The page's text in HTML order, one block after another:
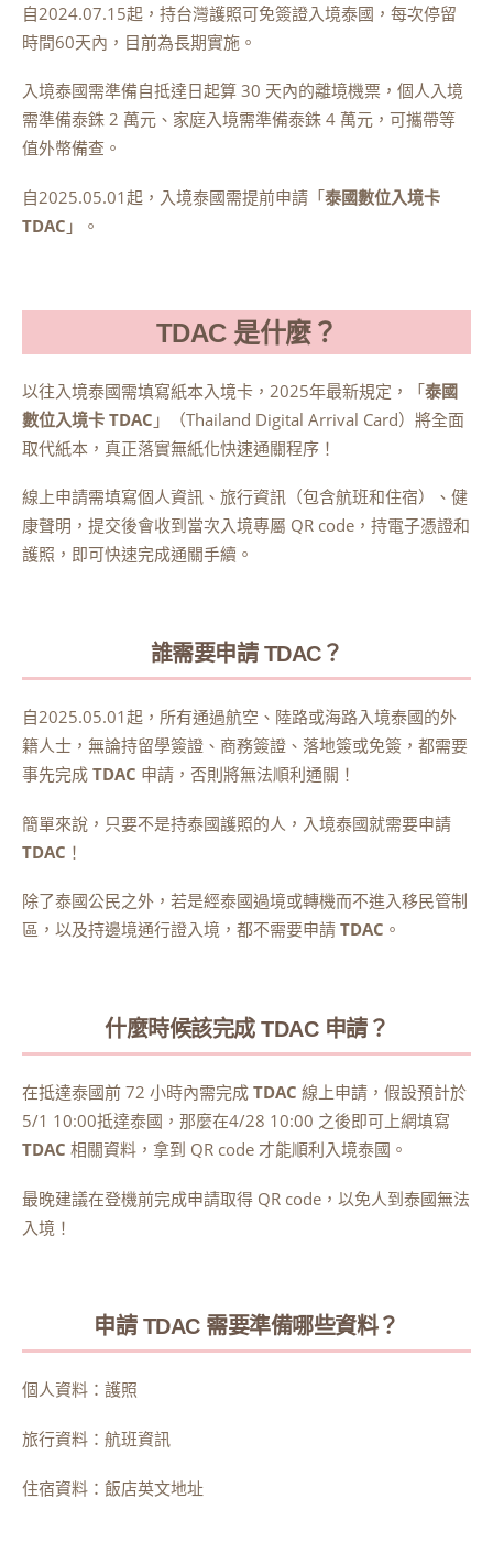
自2024.07.15起，持台灣護照可免簽證入境泰國，每次停留
時間60天內，目前為長期實施。
入境泰國需準備自抵達日起算 30 天內的離境機票，個人入境
需準備泰銖 2 萬元、家庭入境需準備泰銖 4 萬元，可攜帶等
值外幣備查。
自2025.05.01起，入境泰國需提前申請「泰國數位入境卡
TDAC 」。
TDAC 是什麼？
以往入境泰國需填寫紙本入境卡，2025年最新規定，「泰國
數位入境卡 TDAC 」（Thailand Digital Arrival Card）將全面
取代紙本，真正落實無紙化快速通關程序！
線上申請需填寫個人資訊、旅行資訊（包含航班和住宿）、健
康聲明，提交後會收到當次入境專屬 QR code，持電子憑證和
護照，即可快速完成通關手續。
誰需要申請 TDAC？
自2025.05.01起，所有通過航空、陸路或海路入境泰國的外
籍人士，無論持留學簽證、商務簽證、落地簽或免簽，都需要
事先完成 TDAC 申請，否則將無法順利通關！
簡單來說，只要不是持泰國護照的人，入境泰國就需要申請
TDAC ！
除了泰國公民之外，若是經泰國過境或轉機而不進入移民管制
區，以及持邊境通行證入境，都不需要申請 TDAC 。
什麼時候該完成 TDAC 申請？
在抵達泰國前 72 小時內需完成 TDAC 線上申請，假設預計於
5/1 10:00抵達泰國，那麼在4/28 10:00 之後即可上網填寫
TDAC 相關資料，拿到 QR code 才能順利入境泰國。
最晚建議在登機前完成申請取得 QR code，以免人到泰國無法
入境！
申請 TDAC 需要準備哪些資料？
個人資料：護照
旅行資料：航班資訊
住宿資料：飯店英文地址